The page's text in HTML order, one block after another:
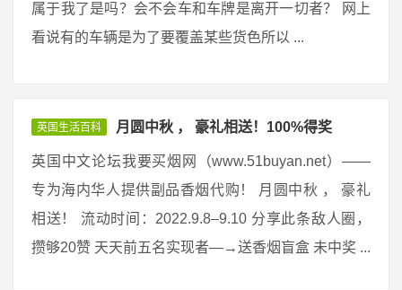
属于我了是吗？会不会车和车牌是离开一切者？ 网上
看说有的车辆是为了要覆盖某些货色所以 ...
英国生活百科 月圆中秋 ， 豪礼相送！100%得奖
英国中文论坛我要买烟网（www.51buyan.net）——
专为海内华人提供副品香烟代购！ 月圆中秋 ， 豪礼
相送！ 流动时间：2022.9.8–9.10 分享此条敌人圈，
攒够20赞 天天前五名实现者—→送香烟盲盒 未中奖 ...